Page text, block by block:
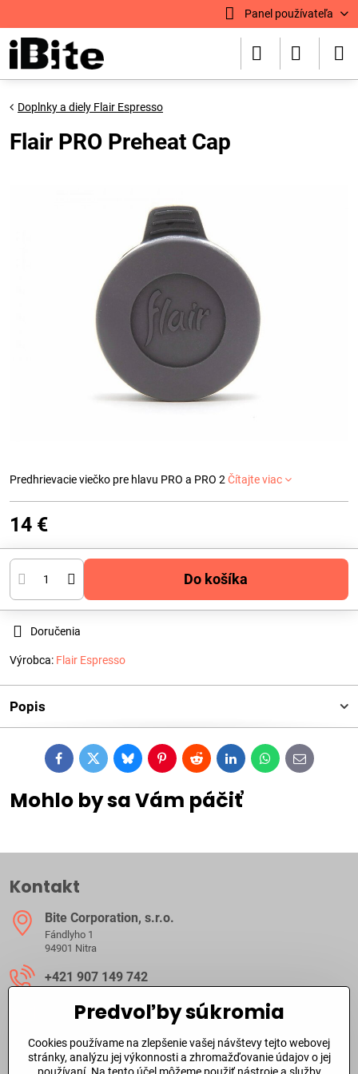
Panel používateľa
Doplnky a diely Flair Espresso
Flair PRO Preheat Cap
Predhrievacie viečko pre hlavu PRO a PRO 2 Čítajte viac
14 €
Do košíka
Doručenia
Výrobca: Flair Espresso
Popis
FacebookTwitterBlueskyPinterestRedditLinkedInWhatsApp
E-
mail
Mohlo by sa Vám páčiť
Kontakt
Bite Corporation, s​.r​.o​.
Fándlyho 1
94901 Nitra
+421 907 149 742
ibite​@ibite​.sk
Ako dlho trvá dodanie?
Predvoľby súkromia
Cookies používame na zlepšenie vašej návštevy tejto webovej
stránky, analýzu jej výkonnosti a zhromažďovanie údajov o jej